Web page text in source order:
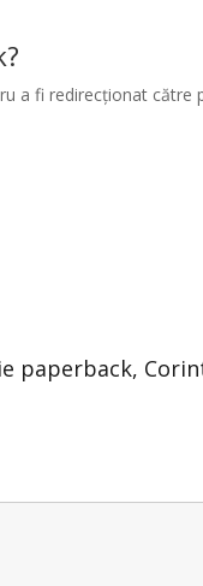
a fi redirecționat către
paperback,